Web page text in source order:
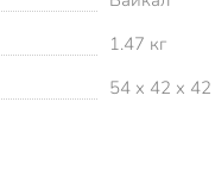
1.47 кг
54 x 42 x 42